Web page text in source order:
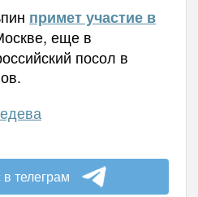
примет участие в
еще в
посол в
телеграм